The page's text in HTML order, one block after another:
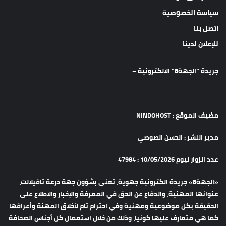
سياسة الخصوصية
اتصل بنا
للإعلان لدينا
جريدة “الجهة8” الالكترونية –
مضيف الموقع : NINDOHOST
مدير النشر : الحسن الصوصي
عدد الزوار ليوم 10/05/2026 : 47984
«الجهة8» جريدة الكترونية جهوية، تعنى بشؤون جهة درعة تافيلالت،
عنوانها المهنية، والدفاع عن الحق في المعرفة والإخبار والاطلاع على
الحقيقة بكل موضوعية ومهنية وفي احترام تام لأخلاق المهنة وأعرافها
كما هي متعارف عليها كونيا، وذلك من خلال استعمال كل أجناس الصحافة